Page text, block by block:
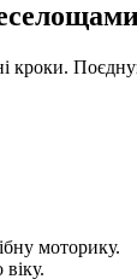
моторику.